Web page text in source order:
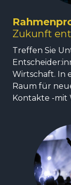
Zukunft
Treffen Sie
Wirtschaft. In
Raum für
Kontakte -mit